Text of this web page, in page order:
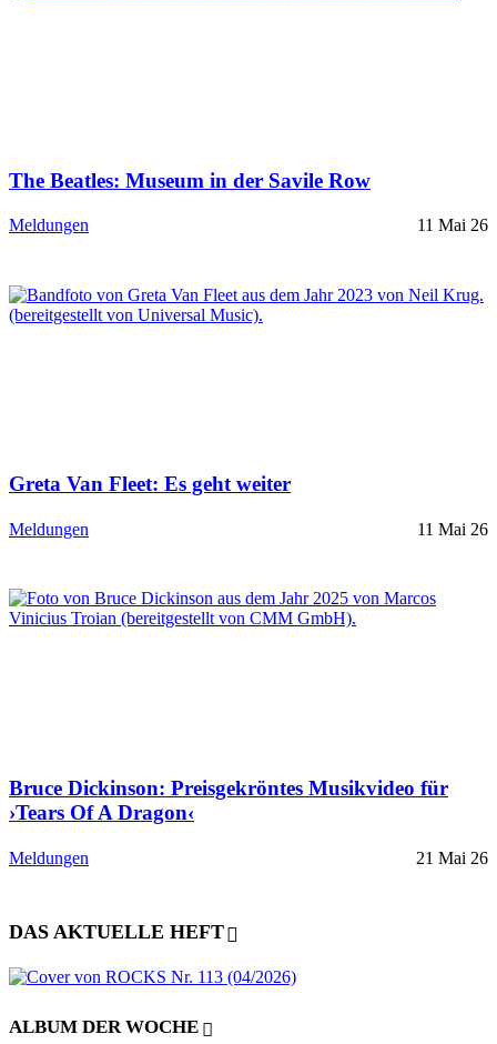
The Beatles: Museum in der Savile Row
Meldungen 11 Mai 26
Greta Van Fleet: Es geht weiter
Meldungen 11 Mai 26
Bruce Dickinson: Preisgekröntes Musikvideo für
›Tears Of A Dragon‹
Meldungen 21 Mai 26
DAS AKTUELLE HEFT
ALBUM DER WOCHE